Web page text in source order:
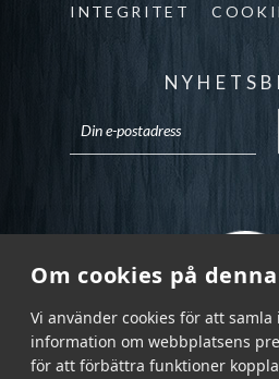
Om cookies på
Vi använder cookies för att samla
information om webbplatsens
för att förbättra funktioner
INTEGRITET